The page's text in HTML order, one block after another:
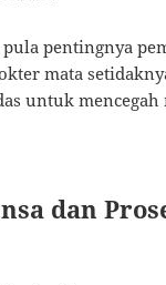
pula pentingnya
mata
untuk mencegah
dan